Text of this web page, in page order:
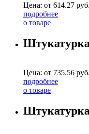
Цена: от 614.27 руб.
подробнее
о товаре
Цена: от 735.56 руб.
подробнее
о товаре